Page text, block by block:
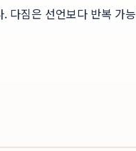
짐은 선언보다 반복 가